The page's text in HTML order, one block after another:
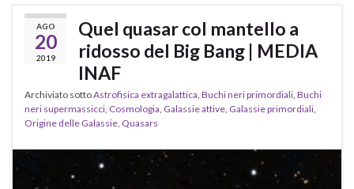
AGO
20
2019
Quel quasar col mantello a
ridosso del Big Bang | MEDIA
INAF
Archiviato sottoAstrofisica extragalattica, Buchi neri primordiali, Buchi
neri supermassicci, Cosmologia, Galassie attive, Galassie primordiali,
Origine delle Galassie, Quasars